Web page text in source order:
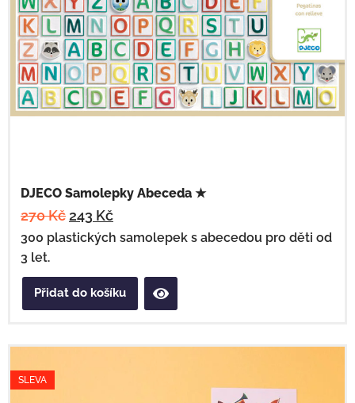
DJECO Samolepky Abeceda ★
270Kč 243 Kč
300 plastických samolepek s abecedou pro děti od
3 let.
Přidat do košíku
SLEVA